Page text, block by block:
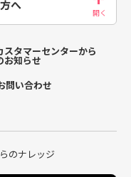
へ
スタマーセンターから
お知らせ
問い合わせ
のナレッジ